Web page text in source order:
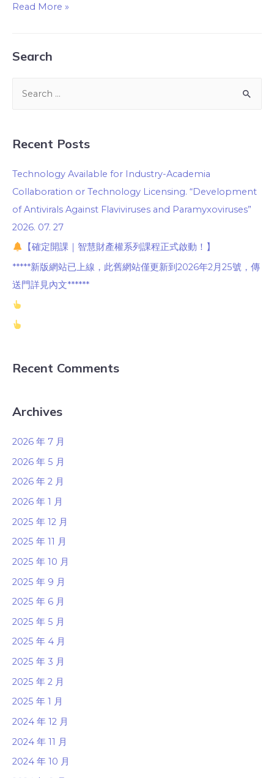
Read More »
Search
Recent Posts
Technology Available for Industry-Academia
Collaboration or Technology Licensing. “Development
of Antivirals Against Flaviviruses and Paramyxoviruses”
2026. 07. 27
【確定開課｜智慧財產權系列課程正式啟動！】
*****新版網站已上線，此舊網站僅更新到2026年2月25號，傳
送門詳見內文******
Recent Comments
Archives
2026 年 7 月
2026 年 5 月
2026 年 2 月
2026 年 1 月
2025 年 12 月
2025 年 11 月
2025 年 10 月
2025 年 9 月
2025 年 6 月
2025 年 5 月
2025 年 4 月
2025 年 3 月
2025 年 2 月
2025 年 1 月
2024 年 12 月
2024 年 11 月
2024 年 10 月